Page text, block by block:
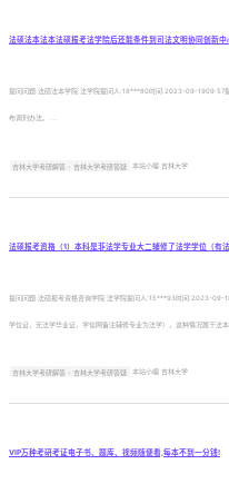
法硕法本法本法硕报考法学院后还能条件到司法文明协同创新中
提问问题:法硕法本学院:法学院提问人:18***80时间:2023-09-1909:57提
布调剂办法。 ...
吉林大学考研解答 - 吉林大学考研答疑 本站小编 吉林大学
法硕报考资格（1）本科是非法学专业大二辅修了法学学位（有
提问问题:法硕报考资格咨询学院:法学院提问人:15***93时间:2023-09-
学位证，无法学毕业证，学信网备注辅修专业为法学），这种情况属于法
吉林大学考研解答 - 吉林大学考研答疑 本站小编 吉林大学
VIP万种考研考证电子书、题库、视频随便看,每本不到一分钱!